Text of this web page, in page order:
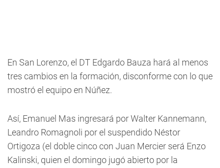
En San Lorenzo, el DT Edgardo Bauza hará al menos
tres cambios en la formación, disconforme con lo que
mostró el equipo en Núñez.
Así, Emanuel Mas ingresará por Walter Kannemann,
Leandro Romagnoli por el suspendido Néstor
Ortigoza (el doble cinco con Juan Mercier será Enzo
Kalinski, quien el domingo jugó abierto por la